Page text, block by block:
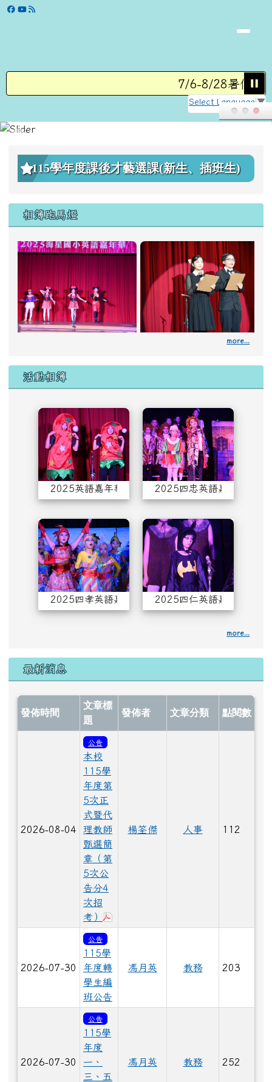
跳至主內容區
學校網站
7/6-8/28暑假營隊
Select Language ▼
上中區域內容
115學年度課後才藝選課(新生、插班生)
相簿跑馬燈
2025英語嘉年華主持串
more...
活動相簿
2025英語嘉年華主持串場大合唱
2025英語嘉年華主持串場大合唱
2025四
2025四忠英語嘉年華
2025四孝英語嘉年華
2025四孝英語嘉年華
2025四
2025四仁英語嘉年華
more...
最新消息
發佈時間
文章標
題
發佈者 文章分類 點閱數
2026-08-04
公告
本校
115學
年度第
5次正
式暨代
理教師
甄選簡
章（第
5次公
告分4
次招
考）
楊筌傑 人事 112
2026-07-30
公告
115學
年度轉
學生編
班公告
馮月英 教務 203
2026-07-30
公告
115學
年度
一、
三、五
馮月英 教務 252